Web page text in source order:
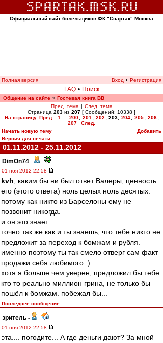
Официальный сайт болельщиков ФК "Спартак" Москва
Полная версия Вход • Регистрация
FAQ • Поиск
Общение на сайте » Гостевая книга ВВ
Пред. тема | След. тема
Страница 203 из 207 [ Сообщений: 10338 ]
На страницу Пред. 1 200 201 202 203 204 205 206
207
След.
Начать новую тему
Добавить
Версия для печати
01.11.2012 - 25.11.2012
DimOn74 -
01 ноя 2012 22:58
kvh , каким бы ни был ответ Валеры, ценность
его (этого ответа) ноль целых ноль десятых.
потому как никто из Барселоны ему не
позвонит никогда.
и он это знает.
точно так же как и ты знаешь, что тебе никто не
предложит за переход к бомжам и рубля.
именно поэтому ты так смело отверг сам факт
продажи себя любимого :)
хотя я больше чем уверен, предложил бы тебе
кто то реально миллион грина, не только бы
пошёл к бомжам. побежал бы...
Последнее сообщение
зpитель -
01 ноя 2012 22:58
эта.... погодите... А где деньги дают? За мной